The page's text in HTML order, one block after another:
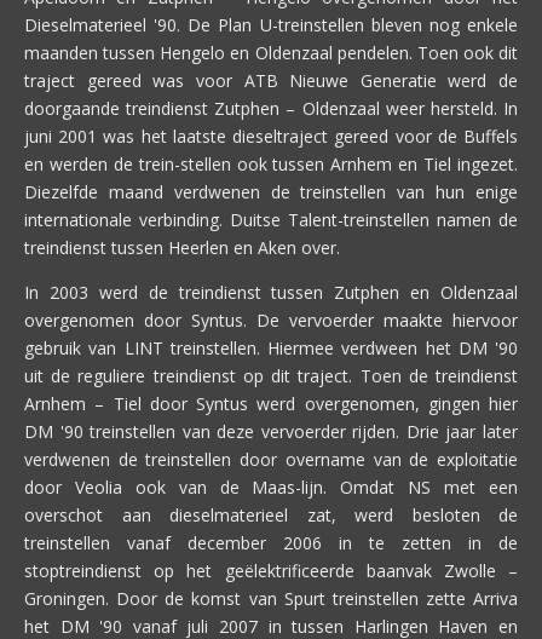
Dieselmaterieel '90. De Plan U-treinstellen bleven nog enkele
maanden tussen Hengelo en Oldenzaal pendelen. Toen ook dit
traject gereed was voor ATB Nieuwe Generatie werd de
doorgaande treindienst Zutphen – Oldenzaal weer hersteld. In
juni 2001 was het laatste dieseltraject gereed voor de Buffels
en werden de trein-stellen ook tussen Arnhem en Tiel ingezet.
Diezelfde maand verdwenen de treinstellen van hun enige
internationale verbinding. Duitse Talent-treinstellen namen de
treindienst tussen Heerlen en Aken over.
In 2003 werd de treindienst tussen Zutphen en Oldenzaal
overgenomen door Syntus. De vervoerder maakte hiervoor
gebruik van LINT treinstellen. Hiermee verdween het DM '90
uit de reguliere treindienst op dit traject. Toen de treindienst
Arnhem – Tiel door Syntus werd overgenomen, gingen hier
DM '90 treinstellen van deze vervoerder rijden. Drie jaar later
verdwenen de treinstellen door overname van de exploitatie
door Veolia ook van de Maas-lijn. Omdat NS met een
overschot aan dieselmaterieel zat, werd besloten de
treinstellen vanaf december 2006 in te zetten in de
stoptreindienst op het geëlektrificeerde baanvak Zwolle –
Groningen. Door de komst van Spurt treinstellen zette Arriva
het DM '90 vanaf juli 2007 in tussen Harlingen Haven en